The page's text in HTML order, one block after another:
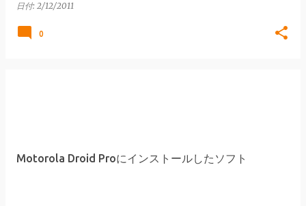
日付: 2/12/2011
0
Motorola Droid Proにインストールしたソフト